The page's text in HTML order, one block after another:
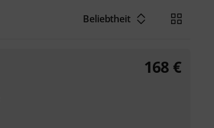
Beliebtheit
168 €